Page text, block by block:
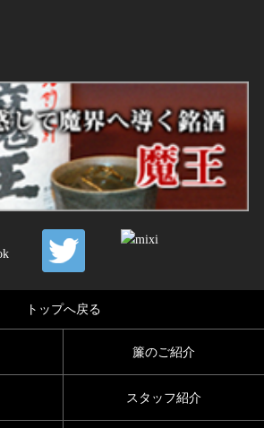
トップへ戻る
簾のご紹介
スタッフ紹介